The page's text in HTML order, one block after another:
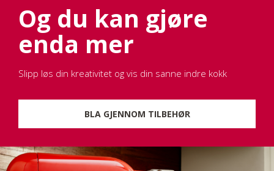
Og du kan gjøre
enda mer
Slipp løs din kreativitet og vis din sanne indre kokk
BLA GJENNOM TILBEHØR